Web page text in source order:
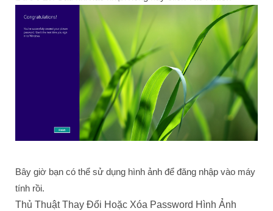
Bây giờ bạn có thể sử dụng hình ảnh để đăng nhập vào máy
tính rồi.
Thủ Thuật Thay Đổi Hoặc Xóa Password Hình Ảnh